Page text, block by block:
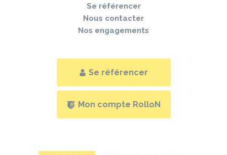
Se référencer
Nous contacter
Nos engagements
Se référencer
Mon compte RolloN